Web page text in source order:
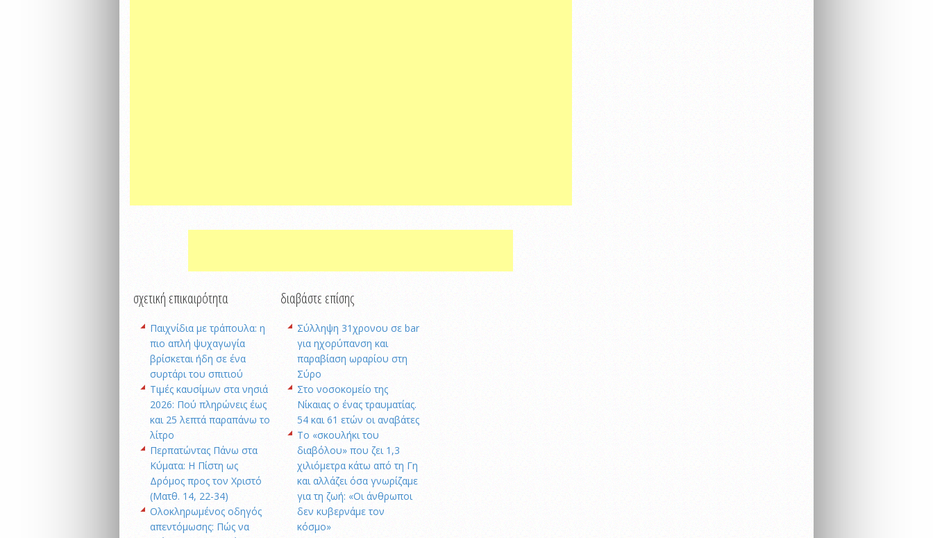
σχετική επικαιρότητα
Παιχνίδια με τράπουλα: η
πιο απλή ψυχαγωγία
βρίσκεται ήδη σε ένα
συρτάρι του σπιτιού
Τιμές καυσίμων στα νησιά
2026: Πού πληρώνεις έως
και 25 λεπτά παραπάνω το
λίτρο
Περπατώντας Πάνω στα
Κύματα: Η Πίστη ως
Δρόμος προς τον Χριστό
(Ματθ. 14, 22-34)
Ολοκληρωμένος οδηγός
απεντόμωσης: Πώς να
διαβάστε επίσης
Σύλληψη 31χρονου σε bar
για ηχορύπανση και
παραβίαση ωραρίου στη
Σύρο
Στο νοσοκομείο της
Νίκαιας ο ένας τραυματίας.
54 και 61 ετών οι αναβάτες
Το «σκουλήκι του
διαβόλου» που ζει 1,3
χιλιόμετρα κάτω από τη Γη
και αλλάζει όσα γνωρίζαμε
για τη ζωή: «Οι άνθρωποι
δεν κυβερνάμε τον
κόσμο»